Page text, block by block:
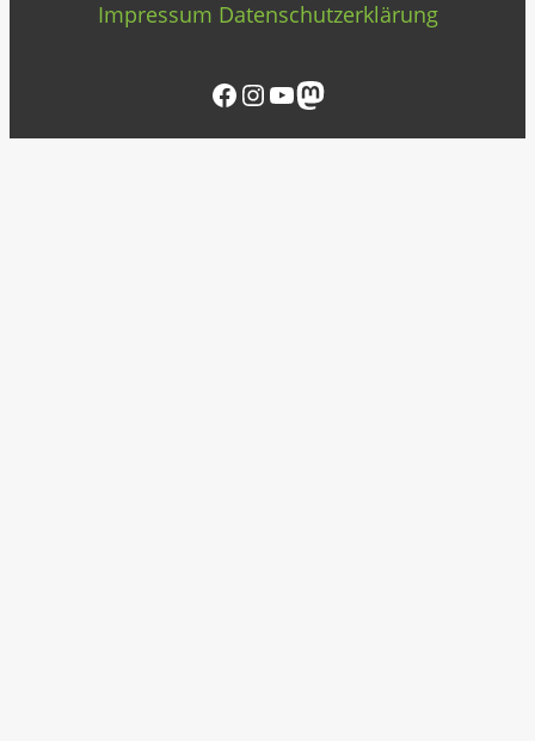
Impressum Datenschutzerklärung
Facebook InstagramYouTube Mastodon